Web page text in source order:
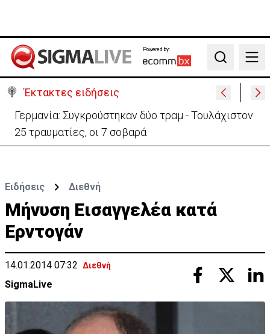
Powered by:
Search
Έκτακτες ειδήσεις
Γερμανία: Συγκρούστηκαν δύο τραμ - Τουλάχιστον
25 τραυματίες, οι 7 σοβαρά
Ειδήσεις Διεθνή
Μήνυση Εισαγγελέα κατά
Ερντογάν
14.01.2014 07:32 Διεθνή
SigmaLive